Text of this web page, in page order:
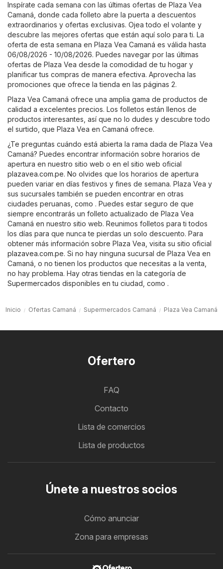
Inspírate cada semana con las últimas ofertas de Plaza Vea
Camaná, donde cada folleto abre la puerta a descuentos
extraordinarios y ofertas exclusivas. Ojea todo el volante y
descubre las mejores ofertas que están aquí solo para ti. La
oferta de esta semana en Plaza Vea Camaná es válida hasta
06/08/2026 - 10/08/2026. Puedes navegar por las últimas
ofertas de Plaza Vea desde la comodidad de tu hogar y
planificar tus compras de manera efectiva. Aprovecha las
promociones que ofrece la tienda en las páginas 2.
Plaza Vea Camaná ofrece una amplia gama de productos de
calidad a excelentes precios. Los folletos están llenos de
productos interesantes, así que no lo dudes y descubre todo
el surtido, que Plaza Vea en Camaná ofrece.
¿Te preguntas cuándo está abierta la rama dada de Plaza Vea
Camaná? Puedes encontrar información sobre horarios de
apertura en nuestro sitio web o en el sitio web oficial
plazavea.com.pe. No olvides que los horarios de apertura
pueden variar en días festivos y fines de semana. Plaza Vea y
sus sucursales también se pueden encontrar en otras
ciudades peruanas, como . Puedes estar seguro de que
siempre encontrarás un folleto actualizado de Plaza Vea
Camaná en nuestro sitio web. Reunimos folletos para ti todos
los días para que nunca te pierdas un solo descuento. Para
obtener más información sobre Plaza Vea, visita su sitio oficial
plazavea.com.pe. Si no hay ninguna sucursal de Plaza Vea en
Camaná, o no tienen los productos que necesitas a la venta,
no hay problema. Hay otras tiendas en la categoría de
Supermercados disponibles en tu ciudad, como .
Inicio Ofertas Camaná Supermercados Camaná Plaza Vea Camaná
Ofertero
FAQ
Contacto
Lista de comercios
Lista de productos
Únete a nuestros socios
Cómo anunciar
Zona para empresas